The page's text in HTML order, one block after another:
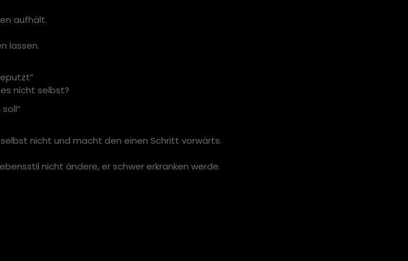
aufhält.
lassen.
nicht selbst?
nicht und macht den einen Schritt vorwärts.
nicht ändere, er schwer erkranken werde.